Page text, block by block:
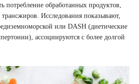
потребление обработанных продуктов,
трансжиров. Исследования показывают,
или DASH (диетические
ассоциируются с более долгой